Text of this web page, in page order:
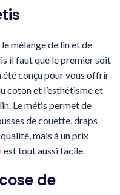
mélange de lin et de
il faut que le premier soit
été conçu pour vous offrir
coton et l’esthétisme et
Le métis permet de
de couette, draps
mais à un prix
est tout aussi facile.
de